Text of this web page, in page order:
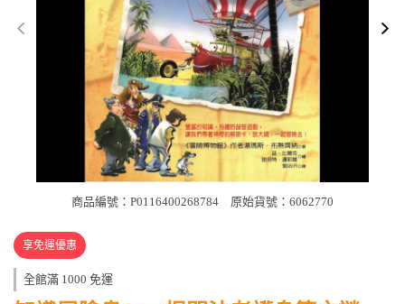
商品編號：P0116400268784 原始貨號：6062770
享免運優惠
全館滿 1000 免運